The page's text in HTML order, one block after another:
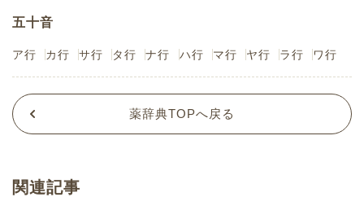
五十音
ア行 カ行 サ行 タ行 ナ行 ハ行 マ行 ヤ行 ラ行 ワ行
薬辞典TOPへ戻る
関連記事